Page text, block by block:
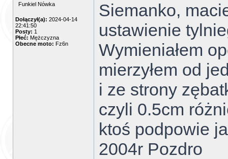
Funkiel Nówka
Dołączył(a): 2024-04-14
22:41:50
Posty: 1
Płeć: Mężczyzna
Obecne moto: Fz6n
Siemanko,
ustawienie
Wymieniałem
mierzyłem od
i ze strony
czyli 0.5cm
ktoś podpowie
2004r Pozdro